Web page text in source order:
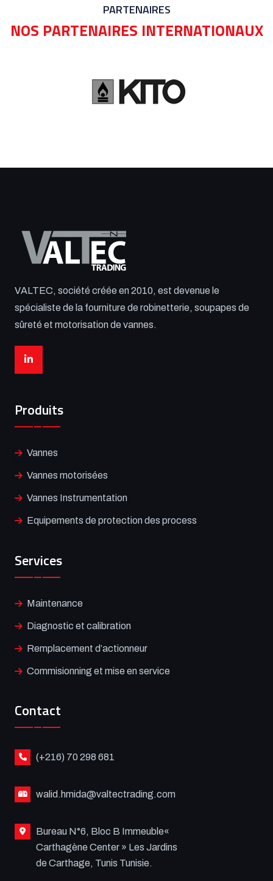
PARTENAIRES
NOS PARTENAIRES INTERNATIONAUX
VALTEC, société créée en 2010, est devenue le
spécialiste de la fourniture de robinetterie, soupapes de
sûreté et motorisation de vannes.
Produits
Vannes
Vannes motorisées
Vannes Instrumentation
Equipements de protection des process
Services
Maintenance
Diagnostic et calibration
Remplacement d’actionneur
Commisionning et mise en service
Contact
(+216) 70 298 681
walid.hmida@valtectrading.com
Bureau N°6, Bloc B Immeuble«
Carthagène Center » Les Jardins
de Carthage, Tunis Tunisie.